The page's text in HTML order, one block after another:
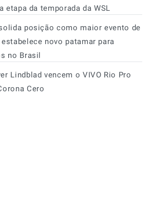
etapa da temporada da WSL
posição como maior evento de
novo patamar para
no Brasil
Lindblad vencem o VIVO Rio Pro
Cero